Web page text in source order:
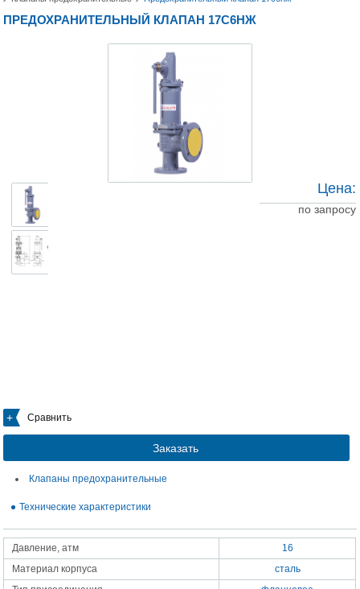
ПРЕДОХРАНИТЕЛЬНЫЙ КЛАПАН 17С6НЖ
Сравнить
Заказать
Цена:
по запросу
Клапаны предохранительные
Технические характеристики
Давление, атм
16
Материал корпуса
сталь